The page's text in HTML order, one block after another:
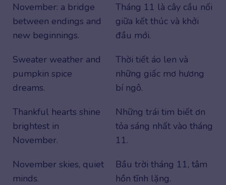
November: a bridge
between endings and
new beginnings.
Tháng 11 là cây cầu nối
giữa kết thúc và khởi
đầu mới.
Sweater weather and
pumpkin spice
dreams.
Thời tiết áo len và
những giấc mơ hương
bí ngô.
Thankful hearts shine
brightest in
November.
Những trái tim biết ơn
tỏa sáng nhất vào tháng
11.
November skies, quiet
minds.
Bầu trời tháng 11, tâm
hồn tĩnh lặng.